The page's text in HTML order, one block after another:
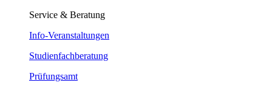
Service & Beratung
Info-Veranstaltungen
Studienfachberatung
Prüfungsamt